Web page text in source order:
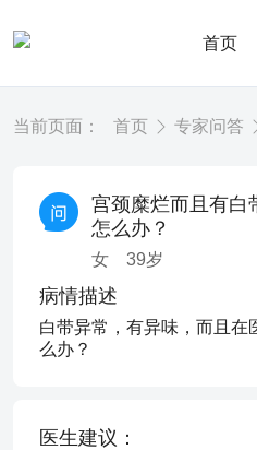
首页
当前页面： 首页 专家问答
宫颈糜烂而且有白
怎么办？
女 39岁
病情描述
白带异常，有异味，而且在
么办？
医生建议：